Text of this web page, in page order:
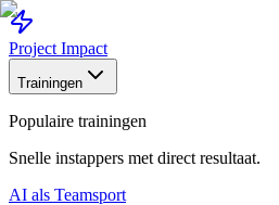
Project Impact
Trainingen
Populaire trainingen
Snelle instappers met direct resultaat.
AI als Teamsport